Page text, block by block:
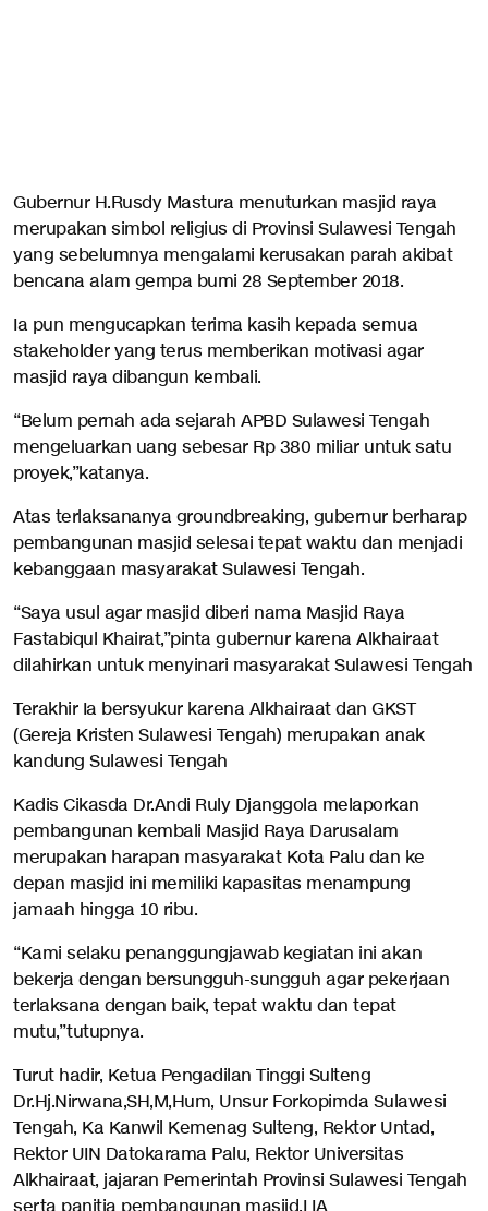
Gubernur H.Rusdy Mastura menuturkan masjid raya
merupakan simbol religius di Provinsi Sulawesi Tengah
yang sebelumnya mengalami kerusakan parah akibat
bencana alam gempa bumi 28 September 2018.
Ia pun mengucapkan terima kasih kepada semua
stakeholder yang terus memberikan motivasi agar
masjid raya dibangun kembali.
“Belum pernah ada sejarah APBD Sulawesi Tengah
mengeluarkan uang sebesar Rp 380 miliar untuk satu
proyek,”katanya.
Atas terlaksananya groundbreaking, gubernur berharap
pembangunan masjid selesai tepat waktu dan menjadi
kebanggaan masyarakat Sulawesi Tengah.
“Saya usul agar masjid diberi nama Masjid Raya
Fastabiqul Khairat,”pinta gubernur karena Alkhairaat
dilahirkan untuk menyinari masyarakat Sulawesi Tengah
Terakhir Ia bersyukur karena Alkhairaat dan GKST
(Gereja Kristen Sulawesi Tengah) merupakan anak
kandung Sulawesi Tengah
Kadis Cikasda Dr.Andi Ruly Djanggola melaporkan
pembangunan kembali Masjid Raya Darusalam
merupakan harapan masyarakat Kota Palu dan ke
depan masjid ini memiliki kapasitas menampung
jamaah hingga 10 ribu.
“Kami selaku penanggungjawab kegiatan ini akan
bekerja dengan bersungguh-sungguh agar pekerjaan
terlaksana dengan baik, tepat waktu dan tepat
mutu,”tutupnya.
Turut hadir, Ketua Pengadilan Tinggi Sulteng
Dr.Hj.Nirwana,SH,M,Hum, Unsur Forkopimda Sulawesi
Tengah, Ka Kanwil Kemenag Sulteng, Rektor Untad,
Rektor UIN Datokarama Palu, Rektor Universitas
Alkhairaat, jajaran Pemerintah Provinsi Sulawesi Tengah